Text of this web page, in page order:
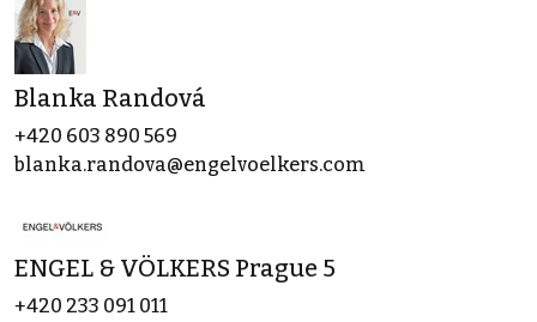
Blanka Randová
+420 603 890 569
blanka.randova@engelvoelkers.com
ENGEL & VÖLKERS Prague 5
+420 233 091 011